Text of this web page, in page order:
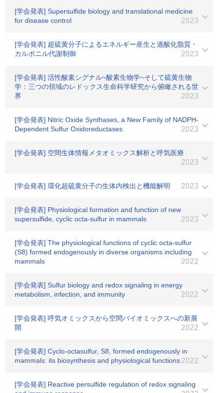
[学会発表] Supersulfide biology and translational medicine
for disease control
2023
[学会発表] 超硫黄分子によるエネルギー産生と過酸化脂質・
カルボニル代謝制御
2023
[学会発表] 活性酸素シグナル~酸素生物学~そして硫黄生物
学：三つの領域のレドックス生命科学研究から俯瞰される世
界
2023
[学会発表] Nitric Oxide Synthases, a New Family of NADPH-
Dependent Sulfur Oxidoreductases
2023
[学会発表] 空間生体情報メタオミックス解析と呼気医療
2023
[学会発表] 環化超硫黄分子の生体内検出と機能解明 2023
[学会発表] Physiological formation and function of new
supersulfide, cyclic octa-sulfur in mammals
2023
[学会発表] The physiological functions of cyclic octa-sulfur
(S8) formed endogenously in diverse organisms including
mammals
2022
[学会発表] Sulfur biology and redox signaling in energy
metabolism, infection, and immunity
2022
[学会発表] 呼気オミックスから空間バイオミックスへの新展
開
2022
[学会発表] Cyclo-octasulfur, S8, formed endogenously in
mammals: its biosynthesis and physiological functions2022
[学会発表] Reactive persulfide regulation of redox signaling